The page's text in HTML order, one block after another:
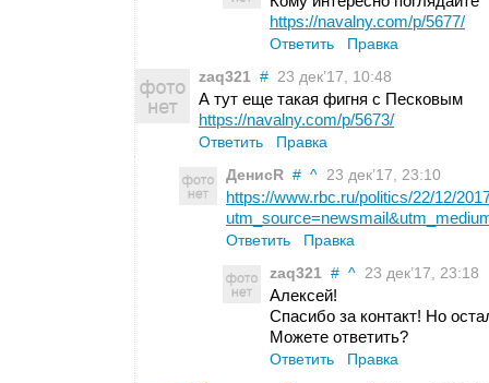
https://navalny.com/p/5677/
Ответить
Правка
zaq321 # 23 дек’17, 10:48
А тут еще такая фигня с Песковым
https://navalny.com/p/5673/
Ответить
Правка
ДенисR # ^ 23 дек’17, 23:10
https://www.rbc.ru/politics/22/12/
Ответить
Правка
zaq321 # ^ 23 дек’17, 23:18
Алексей!
Спасибо за контакт! Но
Можете ответить?
Ответить
Правка